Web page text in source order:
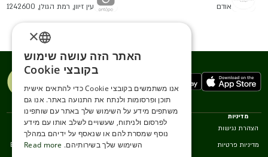
אודם עין זיוון, רמת הגולן, 1242600
מדיניות
הצהרת נגישות
מדיניות פרטיות
שירות לקוחות
שירותים
עברית
English
ENGLISH
SERBIA
HEBREW
RUSSIAN
×
האתר הזה עושה שימוש
בקובצי Cookie
אנו משתמשים בקובצי Cookie כדי להתאים אישית
תוכן ופרסומות ולנתח את התנועה באתר. אנו גם
משתפים מידע על השימוש שלך באתר עם שותפינו
לפרסום ולניתוח, שעשויים לשלב אותו עם מידע
נוסף שמסרת להם או שנאסף על ידיהם במהלך
השימוש שלך בשירותיהם. Read more